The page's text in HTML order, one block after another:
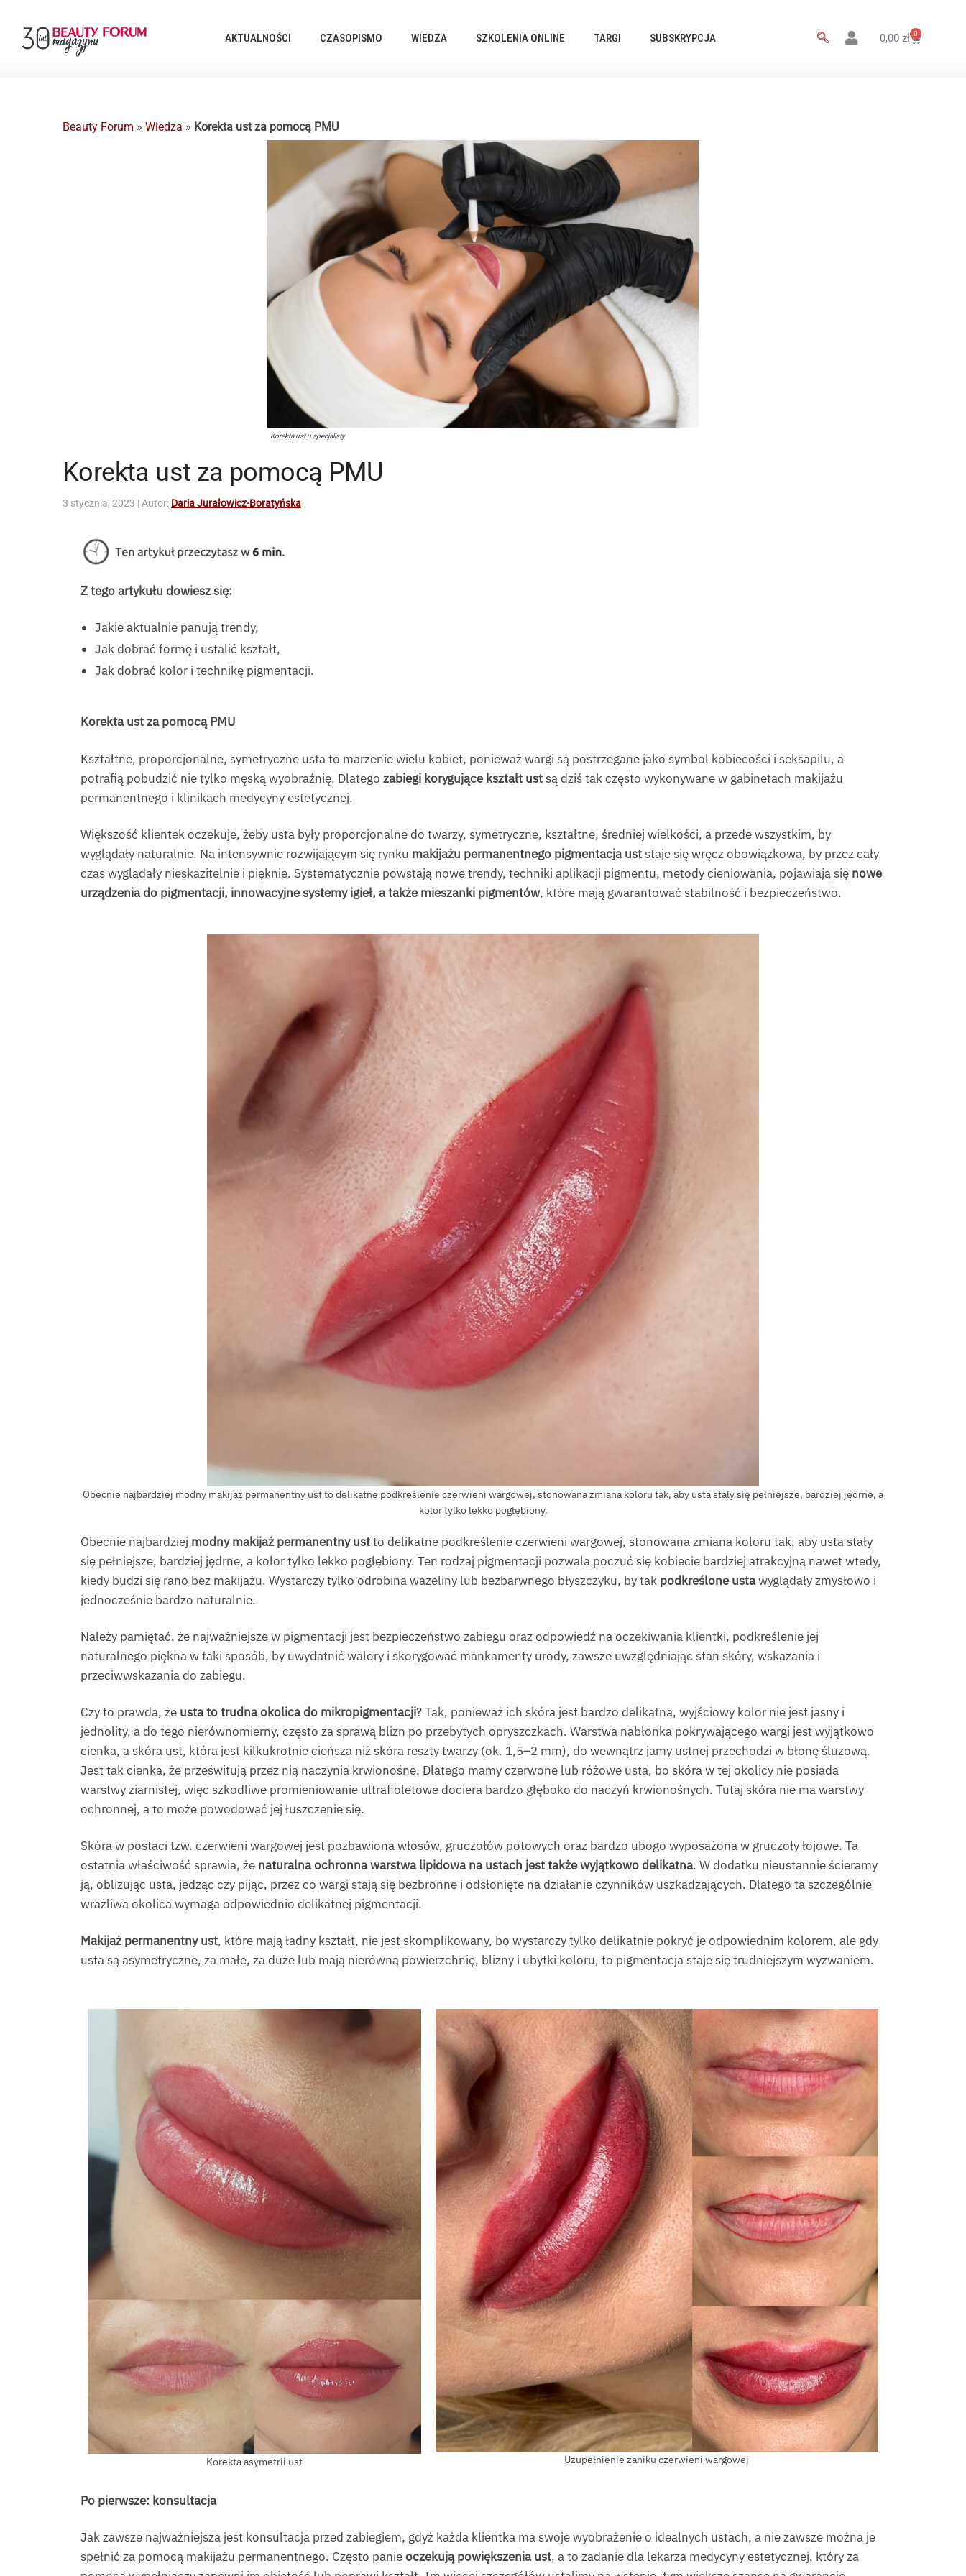
AKTUALNOŚCI CZASOPISMO WIEDZA SZKOLENIA ONLINE TARGI SUBSKRYPCJA 0,00 zł 0
Beauty Forum » Wiedza » Korekta ust za pomocą PMU
Korekta ust u specjalisty
Korekta ust za pomocą PMU
3 stycznia, 2023 | Autor: Daria Jurałowicz-Boratyńska
Z tego artykułu dowiesz się:
Jakie aktualnie panują trendy,
Jak dobrać formę i ustalić kształt,
Jak dobrać kolor i technikę pigmentacji.
Korekta ust za pomocą PMU
Kształtne, proporcjonalne, symetryczne usta to marzenie wielu kobiet, ponieważ wargi są postrzegane jako symbol kobiecości i seksapilu, a
potrafią pobudzić nie tylko męską wyobraźnię. Dlatego zabiegi korygujące kształt ustsą dziś tak często wykonywane w gabinetach makijażu
permanentnego i klinikach medycyny estetycznej.
Większość klientek oczekuje, żeby usta były proporcjonalne do twarzy, symetryczne, kształtne, średniej wielkości, a przede wszystkim, by
wyglądały naturalnie. Na intensywnie rozwijającym się rynku makijażu permanentnego pigmentacja uststaje się wręcz obowiązkowa, by przez cały
czas wyglądały nieskazitelnie i pięknie. Systematycznie powstają nowe trendy, techniki aplikacji pigmentu, metody cieniowania, pojawiają się nowe
urządzenia do pigmentacji, innowacyjne systemy igieł, a także mieszanki pigmentów, które mają gwarantować stabilność i bezpieczeństwo.
Obecnie najbardziej modny makijaż permanentny ust to delikatne podkreślenie czerwieni wargowej, stonowana zmiana koloru tak, aby usta stały się pełniejsze, bardziej jędrne, a
kolor tylko lekko pogłębiony.
Obecnie najbardziej modny makijaż permanentny ustto delikatne podkreślenie czerwieni wargowej, stonowana zmiana koloru tak, aby usta stały
się pełniejsze, bardziej jędrne, a kolor tylko lekko pogłębiony. Ten rodzaj pigmentacji pozwala poczuć się kobiecie bardziej atrakcyjną nawet wtedy,
kiedy budzi się rano bez makijażu. Wystarczy tylko odrobina wazeliny lub bezbarwnego błyszczyku, by tak podkreślone ustawyglądały zmysłowo i
jednocześnie bardzo naturalnie.
Należy pamiętać, że najważniejsze w pigmentacji jest bezpieczeństwo zabiegu oraz odpowiedź na oczekiwania klientki, podkreślenie jej
naturalnego piękna w taki sposób, by uwydatnić walory i skorygować mankamenty urody, zawsze uwzględniając stan skóry, wskazania i
przeciwwskazania do zabiegu.
Czy to prawda, że usta to trudna okolica do mikropigmentacji? Tak, ponieważ ich skóra jest bardzo delikatna, wyjściowy kolor nie jest jasny i
jednolity, a do tego nierównomierny, często za sprawą blizn po przebytych opryszczkach. Warstwa nabłonka pokrywającego wargi jest wyjątkowo
cienka, a skóra ust, która jest kilkukrotnie cieńsza niż skóra reszty twarzy (ok. 1,5–2 mm), do wewnątrz jamy ustnej przechodzi w błonę śluzową.
Jest tak cienka, że prześwitują przez nią naczynia krwionośne. Dlatego mamy czerwone lub różowe usta, bo skóra w tej okolicy nie posiada
warstwy ziarnistej, więc szkodliwe promieniowanie ultrafioletowe dociera bardzo głęboko do naczyń krwionośnych. Tutaj skóra nie ma warstwy
ochronnej, a to może powodować jej łuszczenie się.
Skóra w postaci tzw. czerwieni wargowej jest pozbawiona włosów, gruczołów potowych oraz bardzo ubogo wyposażona w gruczoły łojowe. Ta
ostatnia właściwość sprawia, że naturalna ochronna warstwa lipidowa na ustach jest także wyjątkowo delikatna. W dodatku nieustannie ścieramy
ją, oblizując usta, jedząc czy pijąc, przez co wargi stają się bezbronne i odsłonięte na działanie czynników uszkadzających. Dlatego ta szczególnie
wrażliwa okolica wymaga odpowiednio delikatnej pigmentacji.
Makijaż permanentny ust, które mają ładny kształt, nie jest skomplikowany, bo wystarczy tylko delikatnie pokryć je odpowiednim kolorem, ale gdy
usta są asymetryczne, za małe, za duże lub mają nierówną powierzchnię, blizny i ubytki koloru, to pigmentacja staje się trudniejszym wyzwaniem.
Korekta asymetrii ust Uzupełnienie zaniku czerwieni wargowej
Po pierwsze: konsultacja
Jak zawsze najważniejsza jest konsultacja przed zabiegiem, gdyż każda klientka ma swoje wyobrażenie o idealnych ustach, a nie zawsze można je
spełnić za pomocą makijażu permanentnego. Często panieoczekują powiększenia ust, a to zadanie dla lekarza medycyny estetycznej, który za